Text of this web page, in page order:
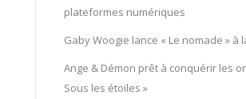
plateformes numériques
Gaby Woogie lance « Le nomade » à
Ange & Démon prêt à conquérir les
Sous les étoiles »